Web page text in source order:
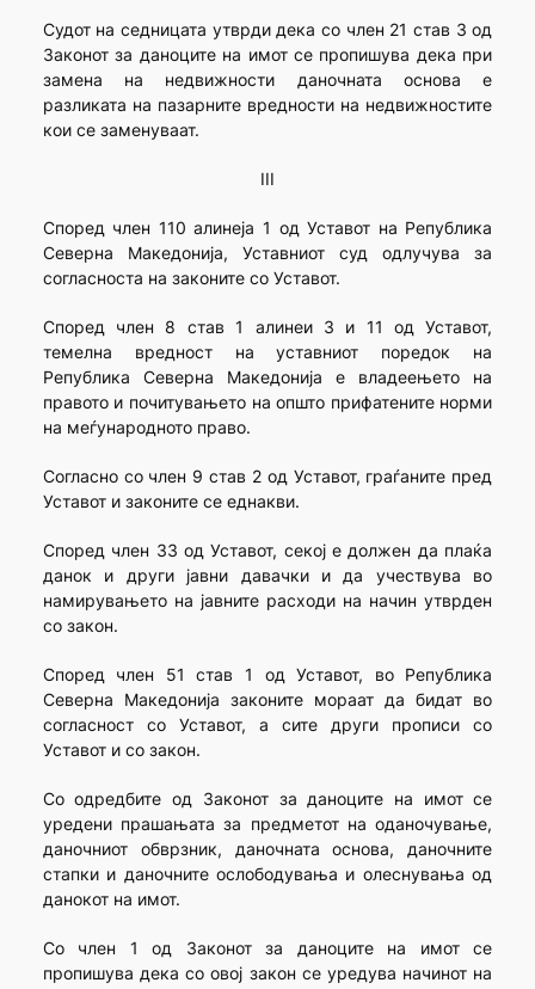
Судот на седницата утврди дека со член 21 став 3 од
Законот за даноците на имот се пропишува дека при
замена на недвижности даночната основа е
разликата на пазарните вредности на недвижностите
кои се заменуваат.
III
Според член 110 алинеја 1 од Уставот на Ре­публика
Север­на Македонија, Устав­ниот суд одлучува за
согласноста на законите со Уставот.
Според член 8 став 1 алинеи 3 и 11 од Уставот,
темелна вредност на уставниот поредок на
Република Северна Македонија е владеењето на
правото и почитувањето на општо прифатените норми
на меѓународното право.
Согласно со член 9 став 2 од Уставот, граѓаните пред
Уставот и законите се еднакви.
Според член 33 од Уставот, секој е должен да плаќа
данок и други јавни давачки и да учествува во
намирувањето на јавните расходи на начин утврден
со закон.
Според член 51 став 1 од Уставот, во Република
Северна Македонија законите мораат да бидат во
согласност со Уставот, а сите други прописи со
Уставот и со закон.
Со одредбите од Законот за даноците на имот се
уредени прашањата за предметот на оданочување,
даночниот обврзник, даночната основа, даночните
стапки и даночните ослободувања и олеснувања од
данокот на имот.
Со член 1 од Законот за даноците на имот се
пропишува дека со овој закон се уредува начинот на